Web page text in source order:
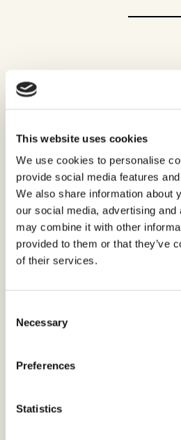
This website uses cookies
We use cookies to personalise
provide social media features
We also share information about
our social media, advertising
may combine it with other
provided to them or that they’ve
of their services.
Selection
Necessary
Preferences
Statistics
Göteborg
Malmö
Uppsala
Lund